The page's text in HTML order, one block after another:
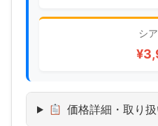
シ
価格詳細・取り